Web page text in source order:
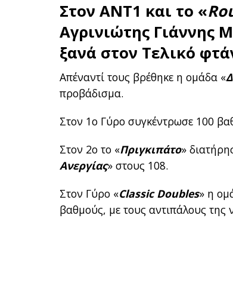
ΣτονΑΝΤ1 και το «
Αγρινιώτης Γιάννης
ξανά στον Τελικό
Απέναντί τους βρέθηκε η ομάδα «
προβάδισμα.
Στον 1ο Γύρο συγκέντρωσε 100
Στον 2ο το «Πριγκιπάτο»
Ανεργίας» στους 108.
Στον Γύρο «Classic Doubles» η
βαθμούς, με τους αντιπάλους της